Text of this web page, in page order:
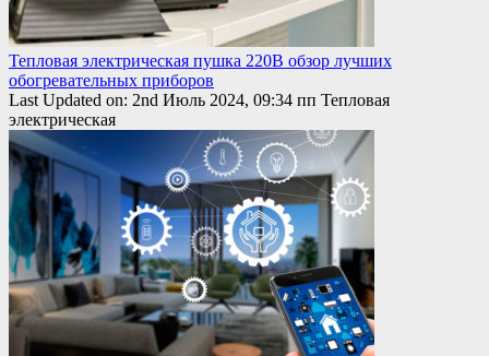
Тепловая электрическая пушка 220В обзор лучших
обогревательных приборов
Last Updated on: 2nd Июль 2024, 09:34 пп Тепловая
электрическая